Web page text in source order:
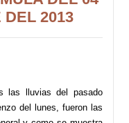
DEL 2013
las lluvias del pasado
del lunes, fueron las